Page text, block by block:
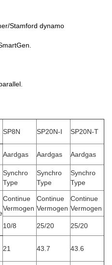
Stamford dynamo
SP8N SP20N-I SP20N-T
Aardgas Aardgas Aardgas
Synchro
Type
Synchro
Type
Synchro
Type
Continue
Vermogen
Continue
Vermogen
Continue
Vermogen
10/8 25/20 25/20
21 43.7 43.6